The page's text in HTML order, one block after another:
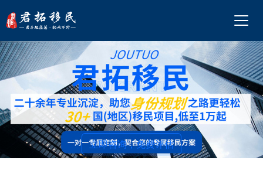
立即咨询，免费评估